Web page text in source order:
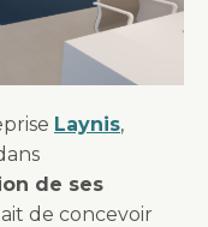
Laynis,
de ses
de concevoir